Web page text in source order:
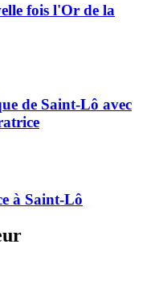
fois l'Or de la
de Saint-Lô avec
à Saint-Lô